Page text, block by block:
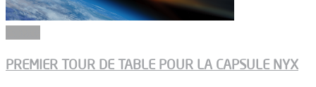
PREMIER TOUR DE TABLE POUR LA CAPSULE NYX